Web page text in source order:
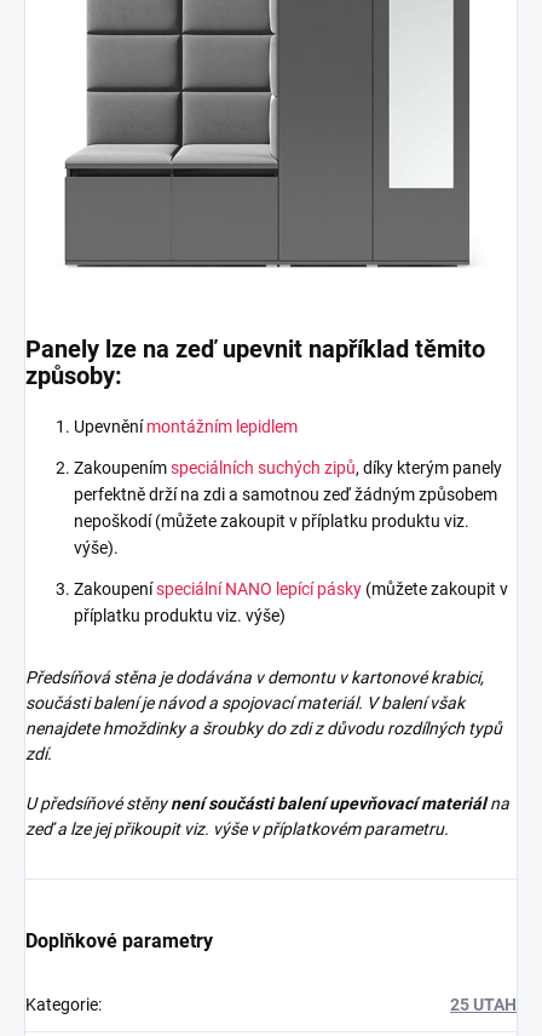
Panely lze na zeď upevnit například těmito
způsoby:
Upevněnímontážním lepidlem
Zakoupenímspeciálních suchých zipů, díky kterým panely
perfektně drží na zdi a samotnou zeď žádným způsobem
nepoškodí (můžete zakoupit v příplatku produktu viz.
výše).
Zakoupeníspeciální NANO lepící pásky (můžete zakoupit v
příplatku produktu viz. výše)
Předsíňová stěna je dodávána v demontu v kartonové krabici,
součásti balení je návod a spojovací materiál. V balení však
nenajdetehmoždinky a šroubky do zdi z důvodu rozdílných typů
zdí.
U předsíňové stěnynení součásti balení upevňovací materiálna
zeď a lze jej přikoupit viz. výše v příplatkovém parametru.
Doplňkové parametry
Kategorie: 25 UTAH